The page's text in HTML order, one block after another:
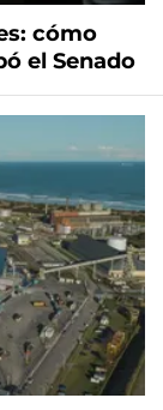
cómo
el Senado